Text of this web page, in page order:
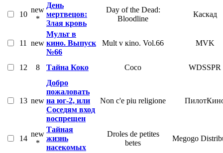
10
new
*
День
мертвецов:
Злая кровь
Day of the Dead:
Bloodline
Каскад
11 new
Мульт в
кино. Выпуск
№66
Mult v кino. Vol.66 MVK
12 8 Тайна Коко Coco WDSSPR
13 new
Добро
пожаловать
на юг-2, или
Соседям вход
воспрещен
Non c'e piu religione
14
new
*
Тайная
жизнь
насекомых
Droles de petites
betes
Megogo